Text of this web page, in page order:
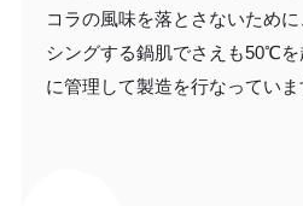
コラの風味を落とさないため
シングする鍋肌でさえも50℃
に管理して製造を行なっていま